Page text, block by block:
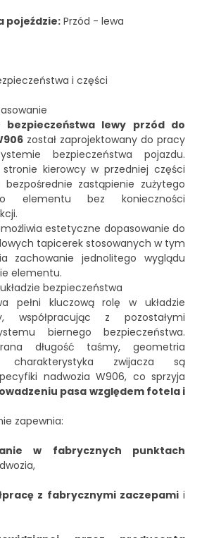
pojeździe: Przód - lewa
i części
bezpieczeństwa lewy przód do
został zaprojektowany do pracy
bezpieczeństwa pojazdu.
kierowcy w przedniej części
zastąpienie zużytego
elementu bez konieczności
estetyczne dopasowanie do
tapicerek stosowanych w tym
zachowanie jednolitego wyglądu
elementu.
bezpieczeństwa
pełni kluczową rolę w układzie
współpracując z pozostałymi
biernego bezpieczeństwa.
długość taśmy, geometria
zwijacza są
nadwozia W906, co sprzyja
pasa względem fotela i
zapewnia:
w fabrycznych punktach
z fabrycznymi zaczepamii